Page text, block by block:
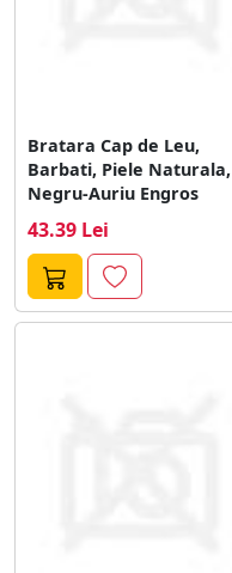
Bratara Cap de Leu,
Barbati, Piele Naturala,
Negru-Auriu Engros
43.39 Lei